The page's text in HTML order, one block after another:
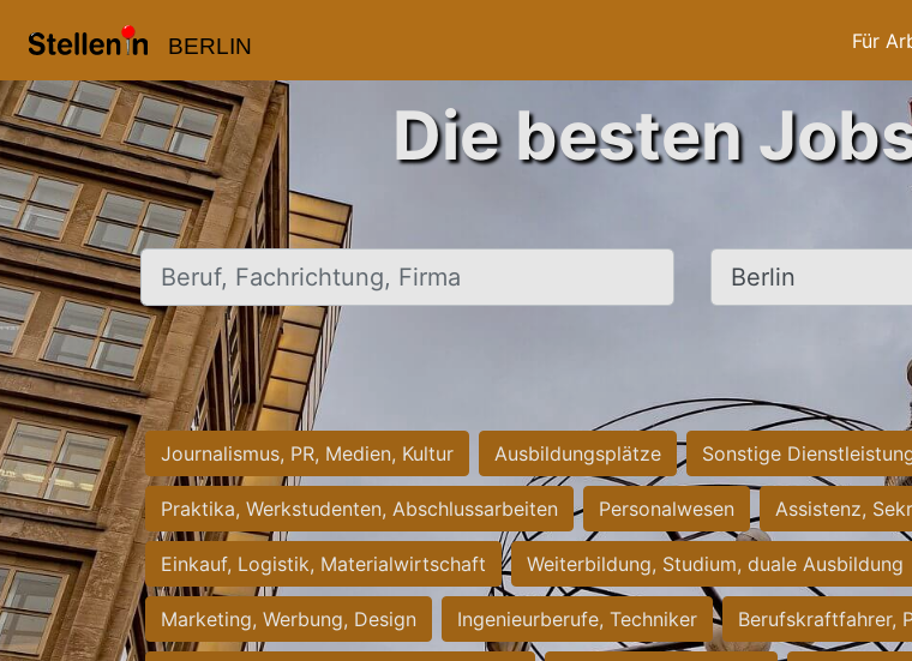
BERLIN Für
Die besten
Beruf, Fachrichtung, Firma Ort, Stadt
Journalismus, PR, Medien, Kultur Ausbildungsplätze Sonstige
Praktika, Werkstudenten, Abschlussarbeiten Personalwesen Assistenz,
Einkauf, Logistik, Materialwirtschaft Weiterbildung, Studium, duale Ausbildung
Marketing, Werbung, Design Ingenieurberufe, Techniker Berufskraftfahrer,